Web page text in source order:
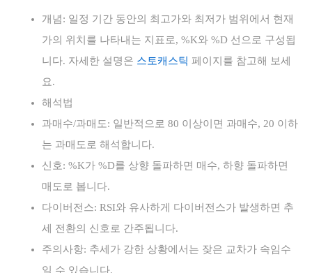
개념: 일정 기간 동안의 최고가와 최저가 범위에서 현재
가의 위치를 나타내는 지표로, %K와 %D 선으로 구성됩
니다. 자세한 설명은 스토캐스틱 페이지를 참고해 보세
요.
해석법
과매수/과매도: 일반적으로 80 이상이면 과매수, 20 이하
는 과매도로 해석합니다.
신호: %K가 %D를 상향 돌파하면 매수, 하향 돌파하면
매도로 봅니다.
다이버전스: RSI와 유사하게 다이버전스가 발생하면 추
세 전환의 신호로 간주됩니다.
주의사항: 추세가 강한 상황에서는 잦은 교차가 속임수
일 수 있습니다.